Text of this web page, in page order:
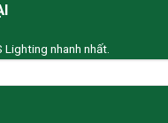
nhanh nhất.